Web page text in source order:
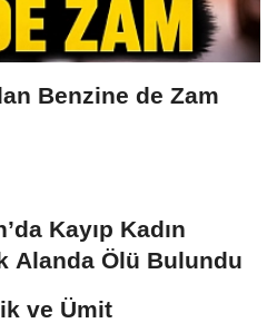
Benzine de Zam
Kayıp Kadın
Alanda Ölü Bulundu
ve Ümit